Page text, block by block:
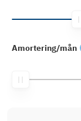
Amortering/mån